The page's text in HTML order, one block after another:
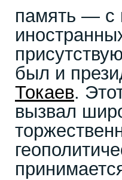
память — с
был и
Токаев.
вызвал